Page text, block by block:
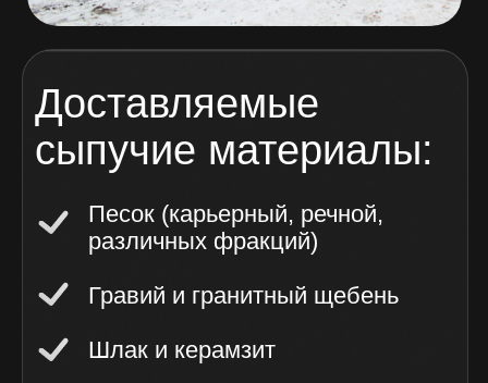
Гравий и гранитный щебень
Шлак и керамзит
Доставка выполняется на самосвалах
компании «Винстрой».
Мы подбираем самосвал исходя
из объёма и типа груза,
Скачать прайс-лист